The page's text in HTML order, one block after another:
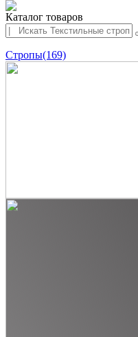
Каталог товаров
Стропы(169)